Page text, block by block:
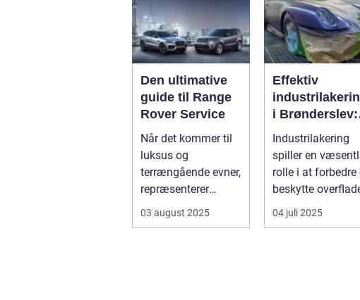
Den ultimative
guide til Range
Rover Service
Når det kommer til
luksus og
terrængående evner,
repræsenterer
03 august 2025
Effektiv
i Brønderslev:
En
dybdegående
guide
Industrilakering
spiller en
rolle i at forbedre
beskytte
forskellige...
04 juli 2025